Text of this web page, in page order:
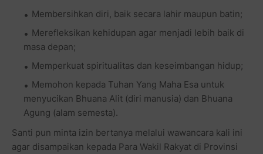
Membersihkan diri, baik secara lahir maupun batin;
Merefleksikan kehidupan agar menjadi lebih baik di
masa depan;
Memperkuat spiritualitas dan keseimbangan hidup;
Memohon kepada Tuhan Yang Maha Esa untuk
menyucikan Bhuana Alit (diri manusia) dan Bhuana
Agung (alam semesta).
Santi pun minta izin bertanya melalui wawancara kali ini
agar disampaikan kepada Para Wakil Rakyat di Provinsi